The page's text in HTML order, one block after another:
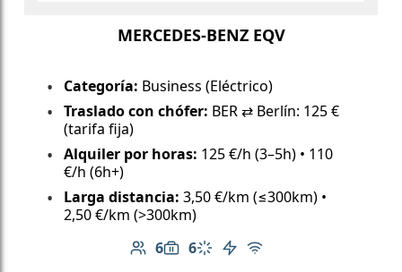
MERCEDES-BENZ EQV
Categoría: Business (Eléctrico)
Traslado con chófer: BER ⇄ Berlín: 125 €
(tarifa fija)
Alquiler por horas: 125 €/h (3–5h) • 110
€/h (6h+)
Larga distancia: 3,50 €/km (≤300km) •
2,50 €/km (>300km)
6
Número de pasajeros: 6
6
Capacidad de equipaje: 6
Aire acondicionado
Vehículo eléctrico
Wi-Fi gratuito